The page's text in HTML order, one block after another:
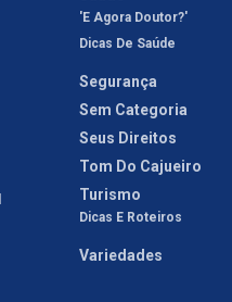
'E Agora Doutor?'
Dicas De Saúde
Segurança
Sem Categoria
Seus Direitos
Tom Do Cajueiro
Turismo
Dicas E Roteiros
Variedades